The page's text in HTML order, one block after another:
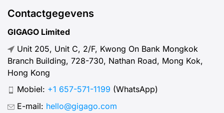
Contactgegevens
GIGAGO Limited
Unit 205, Unit C, 2/F, Kwong On Bank Mongkok
Branch Building, 728-730, Nathan Road, Mong Kok,
Hong Kong
Mobiel: +1 657-571-1199 (WhatsApp)
E-mail: hello@gigago.com